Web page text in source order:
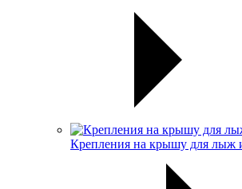
Крепления на крышу для лыж